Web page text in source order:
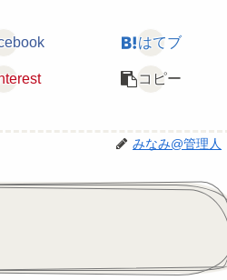
はてブ
コピー
みなみ@管理人